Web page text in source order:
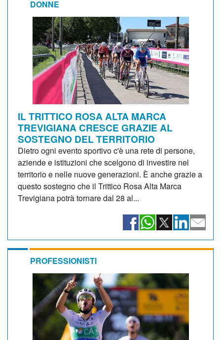
DONNE
IL TRITTICO ROSA ALTA MARCA
TREVIGIANA CRESCE GRAZIE AL
SOSTEGNO DEL TERRITORIO
Dietro ogni evento sportivo c'è una rete di persone,
aziende e istituzioni che scelgono di investire nel
territorio e nelle nuove generazioni. È anche grazie a
questo sostegno che il Trittico Rosa Alta Marca
Trevigiana potrà tornare dal 28 al...
PROFESSIONISTI